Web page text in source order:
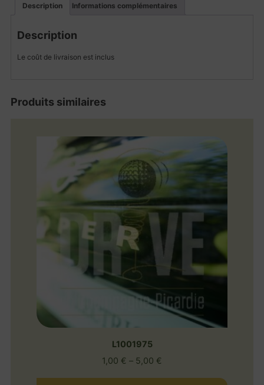
Description Informations complémentaires
Description
Le coût de livraison est inclus
Produits similaires
L1001975
1,00 € – 5,00 €